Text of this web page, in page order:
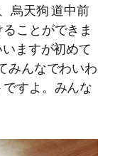
烏天狗 道中前
ことができま
ますが初めて
みんなでわいわ
すよ。みんな